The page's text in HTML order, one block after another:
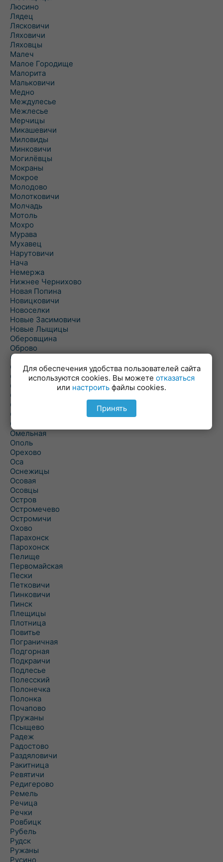
Люсино
Лядец
Лясковичи
Ляховичи
Ляховцы
Малеч
Малое Городище
Малорита
Мальковичи
Медно
Междулесье
Межлесье
Мерчицы
Микашевичи
Миловиды
Минковичи
Могилёвцы
Мокраны
Мокрое
Молодово
Молотковичи
Молчадь
Мотоль
Мохро
Мурава
Мухавец
Нарутовичи
Нача
Немержа
Нижнее Чернихово
Новая Попина
Новицковичи
Новоселки
Новые Засимовичи
Новые Лыщицы
Оберовщина
Оброво
Огаревичи
Одрижин
Оздамичи
Озяты
Олтуш
Ольманы
Ольпень
Ольшаны
Омельная
Ополь
Орехово
Оса
Оснежицы
Осовая
Осовцы
Остров
Остромечево
Остромичи
Охово
Парахонск
Парохонск
Пелище
Первомайская
Пески
Петковичи
Пинковичи
Пинск
Плещицы
Плотница
Повитье
Пограничная
Подгорная
Подкраичи
Подлесье
Полесский
Полонечка
Полонка
Почапово
Пружаны
Псыщево
Радеж
Радостово
Раздяловичи
Ракитница
Ревятичи
Редигерово
Ремель
Речица
Речки
Ровбицк
Рубель
Рудск
Ружаны
Русино
Для обеспечения удобства пользователей сайта
используются cookies. Вы можете отказаться
или настроить файлы cookies.
Принять